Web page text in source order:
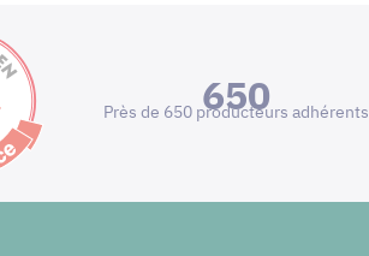
650
Près de 650 producteurs adhérents